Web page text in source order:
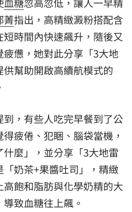
菁指出，高精緻澱粉搭配含
時間內快速飆升，隨後又
憊，她對此分享「3大地
幫助開啟高續航模式的
到，有些人吃完早餐到了公
疲倦、犯睏、腦袋當機，
麼」，並分享「3大地雷
奶茶+果醬吐司」，精緻
飽和脂肪與化學奶精的大
致血糖往上飆。